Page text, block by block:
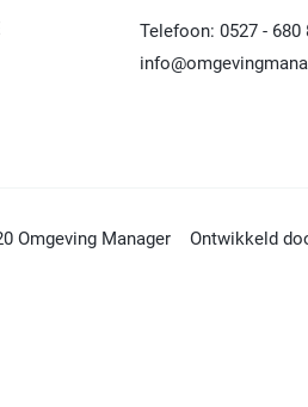
Telefoon: 0527 - 680
Omgeving Manager Ontwikkeld